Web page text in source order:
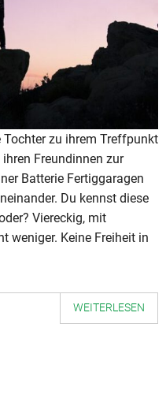
Tochter zu ihrem Treffpunkt
Freundinnen zur
Batterie Fertiggaragen
Du kennst diese
Viereckig, mit
weniger. Keine Freiheit in
WEITERLESEN